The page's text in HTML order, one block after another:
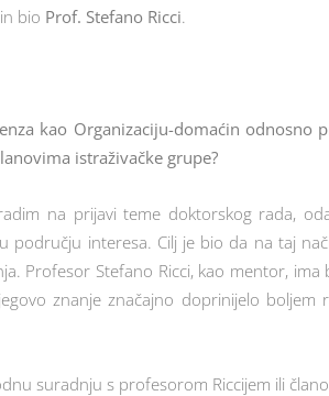
bio Prof. Stefano Ricci.
kao Organizaciju-domaćin
istraživačke grupe?
na prijavi teme doktorskog rada,
području interesa. Cilj je bio da na taj
Profesor Stefano Ricci, kao mentor,
znanje značajno doprinijelo boljem
suradnju s profesorom Riccijem ili